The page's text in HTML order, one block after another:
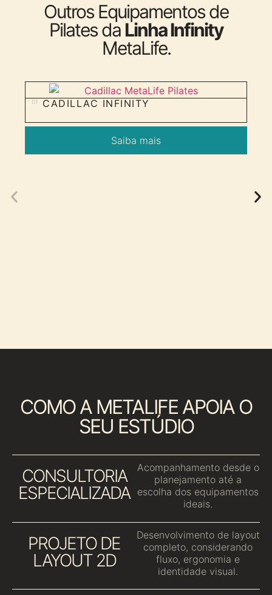
Outros Equipamentos de
Pilates da Linha Infinity
MetaLife.
01 CADILLAC INFINITY
Saiba mais
COMO A METALIFE APOIA O
SEU ESTÚDIO
CONSULTORIA
ESPECIALIZADA
Acompanhamento desde o
planejamento até a
escolha dos equipamentos
ideais.
PROJETO DE
LAYOUT 2D
Desenvolvimento de layout
completo, considerando
fluxo, ergonomia e
identidade visual.